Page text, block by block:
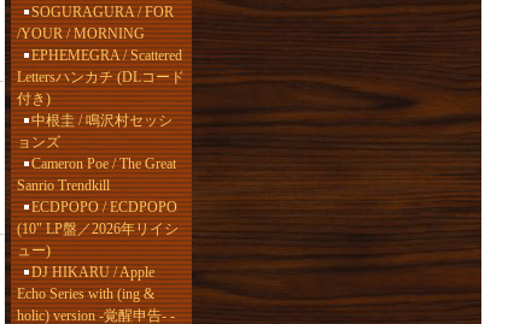
SOGURAGURA / FOR
/YOUR / MORNING
EPHEMEGRA / Scattered
Lettersハンカチ (DLコード
付き)
中根圭 / 鳴沢村セッシ
ョンズ
Cameron Poe / The Great
Sanrio Trendkill
ECDPOPO / ECDPOPO
(10" LP盤／2026年リイシ
ュー)
DJ HIKARU / Apple
Echo Series with (ing &
holic) version -覚醒申告- -